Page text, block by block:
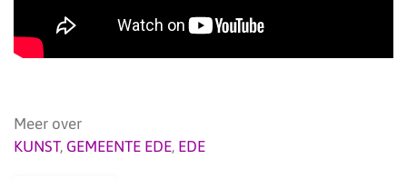
Meer over
KUNST, GEMEENTE EDE, EDE